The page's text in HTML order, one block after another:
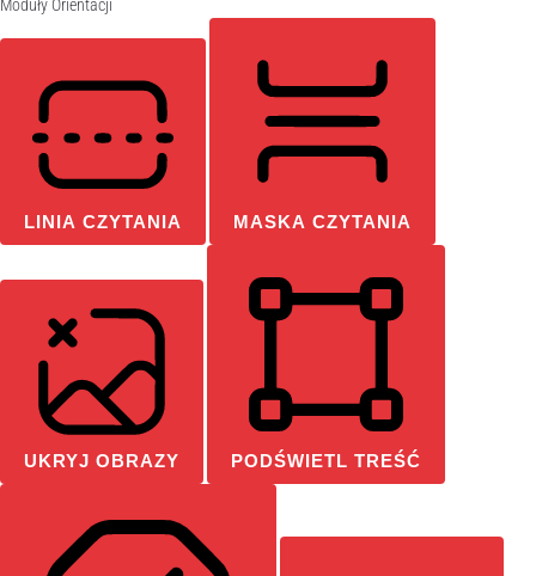
Moduły Orientacji
LINIA CZYTANIA MASKA CZYTANIA
UKRYJ OBRAZY PODŚWIETL TREŚĆ